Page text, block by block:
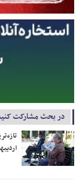
در بحث مشارکت